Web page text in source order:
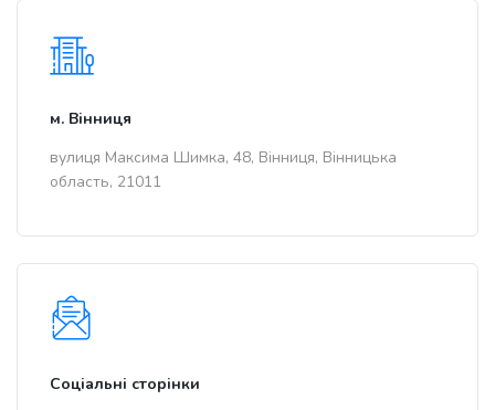
м. Вінниця
вулиця Максима Шимка, 48, Вінниця, Вінницька
область, 21011
Соціальні сторінки